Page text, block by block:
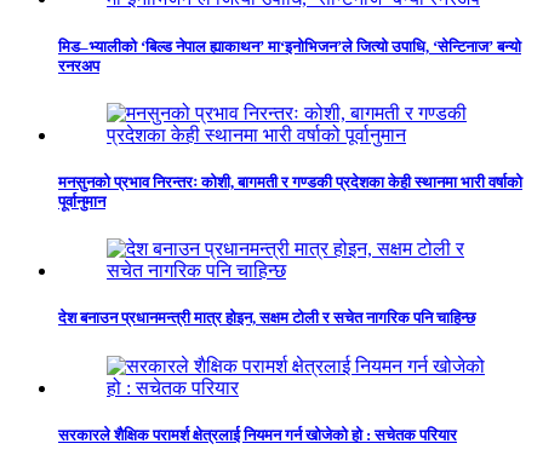
मिड–भ्यालीको ‘बिल्ड नेपाल ह्याकाथन’ मा‘इनोभिजन’ले जित्यो उपाधि, ‘सेन्टिनाज’ बन्यो
रनरअप
मनसुनको प्रभाव निरन्तरः कोशी, बागमती र गण्डकी प्रदेशका केही स्थानमा भारी वर्षाको
पूर्वानुमान
देश बनाउन प्रधानमन्त्री मात्र होइन, सक्षम टोली र सचेत नागरिक पनि चाहिन्छ
सरकारले शैक्षिक परामर्श क्षेत्रलाई नियमन गर्न खोजेको हो : सचेतक परियार